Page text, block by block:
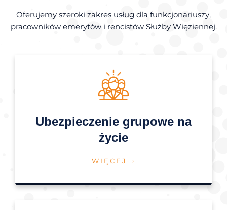
Oferujemy szeroki zakres usług dla funkcjonariuszy,
pracowników emerytów i rencistów Służby Więziennej.
Ubezpieczenie grupowe na
życie
WIĘCEJ